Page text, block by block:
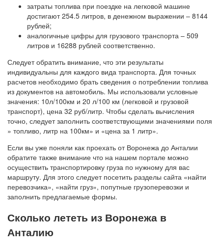
затраты топлива при поездке на легковой машине
достигают 254.5 литров, в денежном выражении – 8144
рублей;
аналогичные цифры для грузового транспорта – 509
литров и 16288 рублей соответственно.
Следует обратить внимание, что эти результаты
индивидуальны для каждого вида транспорта. Для точных
расчетов необходимо брать сведения о потреблении топлива
из документов на автомобиль. Мы использовали условные
значения: 10л/100км и 20 л/100 км (легковой и грузовой
транспорт), цена 32 руб/литр. Чтобы сделать вычисления
точно, следует заполнить соответствующими значениями поля
» топливо, литр на 100км» и «цена за 1 литр».
Если вы уже поняли как проехать от Воронежа до Анталии
обратите также внимание что на нашем портале можно
осуществить транспортировку груза по нужному для вас
маршруту. Для этого следует посетить разделы сайта «найти
перевозчика», «найти груз», попутные грузоперевозки и
заполнить предлагаемые формы.
Сколько лететь из Воронежа в
Анталию